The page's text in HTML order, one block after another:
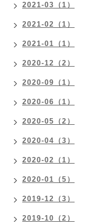
2021-03（1）
2021-02（1）
2021-01（1）
2020-12（2）
2020-09（1）
2020-06（1）
2020-05（2）
2020-04（3）
2020-02（1）
2020-01（5）
2019-12（3）
2019-10（2）